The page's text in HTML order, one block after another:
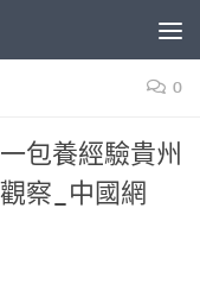
0
包養經驗貴州
察_中國網